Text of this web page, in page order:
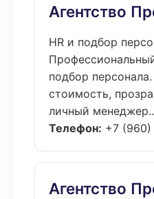
Агентство
HR и подбор
подбор
стоимость,
личный
Телефон: +7
Агентство